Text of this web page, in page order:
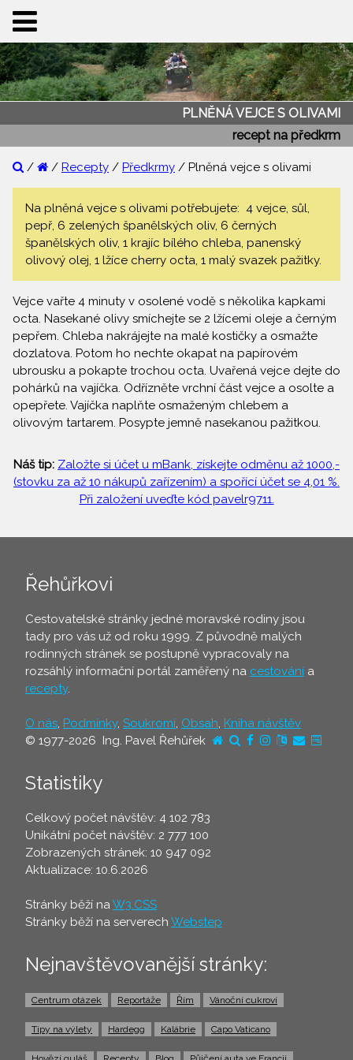
PLNĚNÁ VEJCE S OLIVAMI
recept na předkrm
/ / Recepty / Předkrmy / Plněná vejce s olivami
Na plněná vejce s olivami potřebujete: 4 vejce, sůl,
pepř, 6 zelených španělských oliv, 6 černých
španělských oliv, 1 krajíc bílého chleba, panenský
olivový olej, 1 lžíce cherry octa, 1 malý svazek pažitky.
Vejce vařte 4 minuty v osolené vodě s několika kapkami
octa. Nasekané olivy smíchejte se 2 lžícemi oleje a černým
pepřem. Chleba nakrájejte na malé kostičky a osmažte
dozlatova. Potom ho nechte okapat na papírovém
ubrousku a pokapte trochou octa. Uvařená vejce dejte do
pohárků na vajíčka. Odřízněte vrchní část vejce a osolte a
opepřete. Vajíčka naplňte osmaženým chlebem a
olivovým tartarem. Posypte jemně nasekanou pažitkou.
Náš tip: Založte si účet u mBank, získejte odměnu až 1000,-
(stovku za až 10 nákupů zařízením) a spořící účet se 4,01 %.
Při založení uveďte kód pavelr9711.
Řehůřkovi
Cestovatelské stránky jedné moravské rodiny jsou
tady pro vás už od roku 1999. Z původně malých
rodinných stránek se postupně vypracovaly na
rozsáhlý informační portál zaměřený na cestování a
recepty.
O nás, Podmínky, Soukromí, Obsah, Kniha návštěv
© 1977-2026 Ing. Pavel Řehůřek
Statistiky
Celkový počet návštěv: 4 102 783
Unikátní počet návštěv: 2 777 100
Zobrazených stránek: 10 947 092
Aktualizace: 10.6.2026
Stránky běží naW3.CSS
Stránky běží na serverech Webstep
Nejnavštěvovanější stránky:
Centrum otázek Reportáže Řím Vánoční cukroví
Tipy na výlety Hardegg Kalábrie Capo Vaticano